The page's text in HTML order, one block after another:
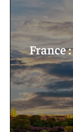
France